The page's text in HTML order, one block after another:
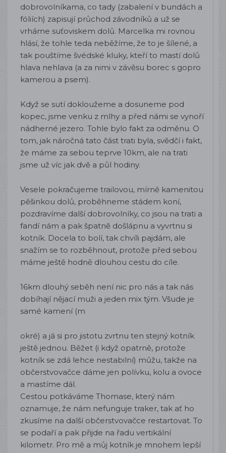
dobrovolníkama, co tady (zabalení v bundách a
fóliích) zapisují průchod závodníků a už se
vrháme suťoviskem dolů. Marcelka mi rovnou
hlásí, že tohle teda neběžíme, že to je šílené, a
tak pouštíme švédské kluky, kteří to mastí dolů
hlava nehlava (a za nimi v závěsu borec s gopro
kamerou a psem).
Když se sutí dokloužeme a dosuneme pod
kopec, jsme venku z mlhy a před námi se vynoří
nádherné jezero. Tohle bylo fakt za odměnu. O
tom, jak náročná tato část trati byla, svědčí i fakt,
že máme za sebou teprve 10km, ale na trati
jsme už víc jak dvě a půl hodiny.
Vesele pokračujeme trailovou, mírně kamenitou
pěšinkou dolů, proběhneme stádem koní,
pozdravíme další dobrovolníky, co jsou na trati a
fandí nám a pak špatně došlápnu a vyvrtnu si
kotník. Docela to bolí, tak chvíli pajdám, ale
snažím se to rozběhnout, protože před sebou
máme ještě hodně dlouhou cestu do cíle.
16km dlouhý seběh není nic pro nás a tak nás
dobíhají nějací muži a jeden mix tým. Všude je
samé kamení (m
okré) a já si pro jistotu zvrtnu ten stejný kotník
ještě jednou. Běžet (i když opatrně, protože
kotník se zdá lehce nestabilní) můžu, takže na
občerstvovačce dáme jen polívku, kolu a ovoce
a mastíme dál.
Cestou potkáváme Thomase, který nám
oznamuje, že nám nefunguje traker, tak ať ho
zkusíme na další občerstvovačce restartovat. To
se podaří a pak přijde na řadu vertikální
kilometr. Pro mě a můj kotník je mnohem lepší